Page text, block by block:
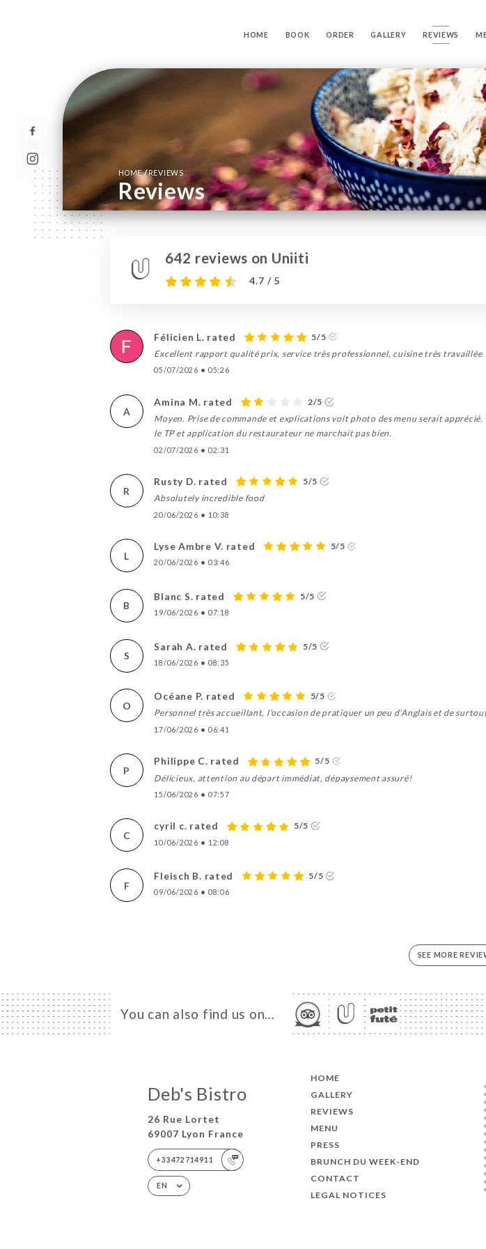
HOME BOOK ORDER GALLERY REVIEWS
HOME/REVIEWS
Reviews
642 reviews on Uniiti
4.7 / 5
Félicien L. rated
5/5
Excellent rapport qualité prix, service très professionnel, cuisine très travaillée
05/07/2026 • 05:26
A
Amina M. rated
2/5
Moyen. Prise de commande et explications voit photo des menu serait
le TP et application du restaurateur ne marchait pas bien.
02/07/2026 • 02:31
R
Rusty D. rated
5/5
Absolutely incredible food
20/06/2026 • 10:38
L
Lyse Ambre V. rated 5/5
20/06/2026 • 03:46
B
Blanc S. rated 5/5
19/06/2026 • 07:18
S
Sarah A. rated 5/5
18/06/2026 • 08:35
O
Océane P. rated
5/5
Personnel très accueillant, l'occasion de pratiquer un peu d'Anglais et de
17/06/2026 • 06:41
P
Philippe C. rated
5/5
Délicieux, attention au départ immédiat, dépaysement assuré!
15/06/2026 • 07:57
C
cyril c. rated 5/5
10/06/2026 • 12:08
F
Fleisch B. rated 5/5
09/06/2026 • 08:06
SEE MORE
You can also find us on…
Deb's Bistro
26 Rue Lortet
69007 Lyon France
+33472714911
EN
HOME
GALLERY
REVIEWS
MENU
PRESS
BRUNCH DU WEEK-END
CONTACT
LEGAL NOTICES